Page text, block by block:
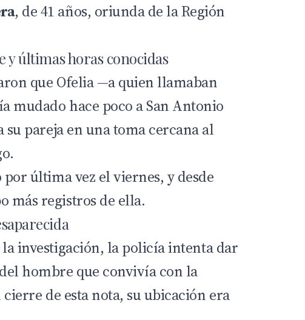
, de 41 años, oriunda de la Región
y últimas horas conocidas
que Ofelia —a quien llamaban
mudado hace poco a San Antonio
pareja en una toma cercana al
última vez el viernes, y desde
más registros de ella.
investigación, la policía intenta dar
hombre que convivía con la
de esta nota, su ubicación era